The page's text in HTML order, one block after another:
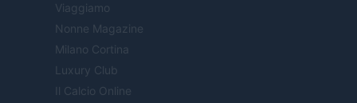
Viaggiamo
Nonne Magazine
Milano Cortina
Luxury Club
Il Calcio Online